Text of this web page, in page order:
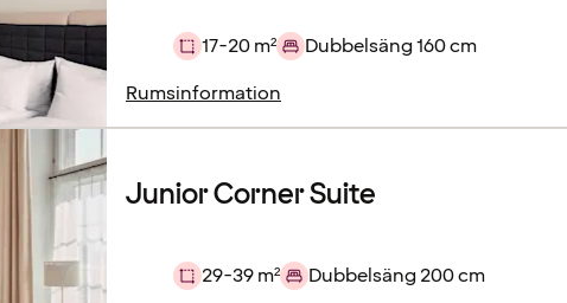
17-20 m²
Dubbelsäng 160 cm
Rumsinformation
Junior Corner Suite
29-39 m²
Dubbelsäng 200 cm